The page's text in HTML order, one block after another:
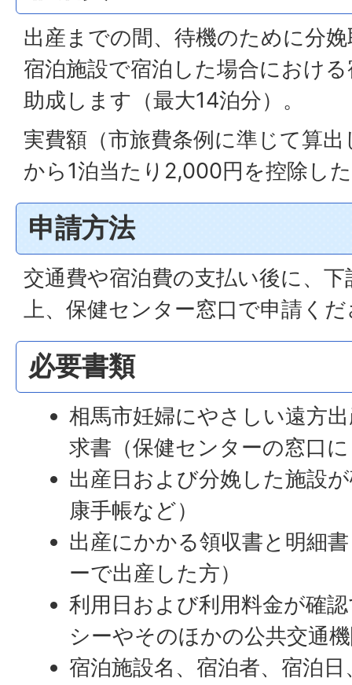
出産までの間、待機のために分
宿泊施設で宿泊した場合におけ
助成します（最大14泊分）。
実費額（市旅費条例に準じて算
から1泊当たり2,000円を控除し
申請方法
交通費や宿泊費の支払い後に、
上、保健センター窓口で申請く
必要書類
相馬市妊婦にやさしい遠方
求書（保健センターの窓口
出産日および分娩した施設
康手帳など）
出産にかかる領収書と明細
ーで出産した方）
利用日および利用料金が確
シーやそのほかの公共交通
宿泊施設名、宿泊者、宿泊